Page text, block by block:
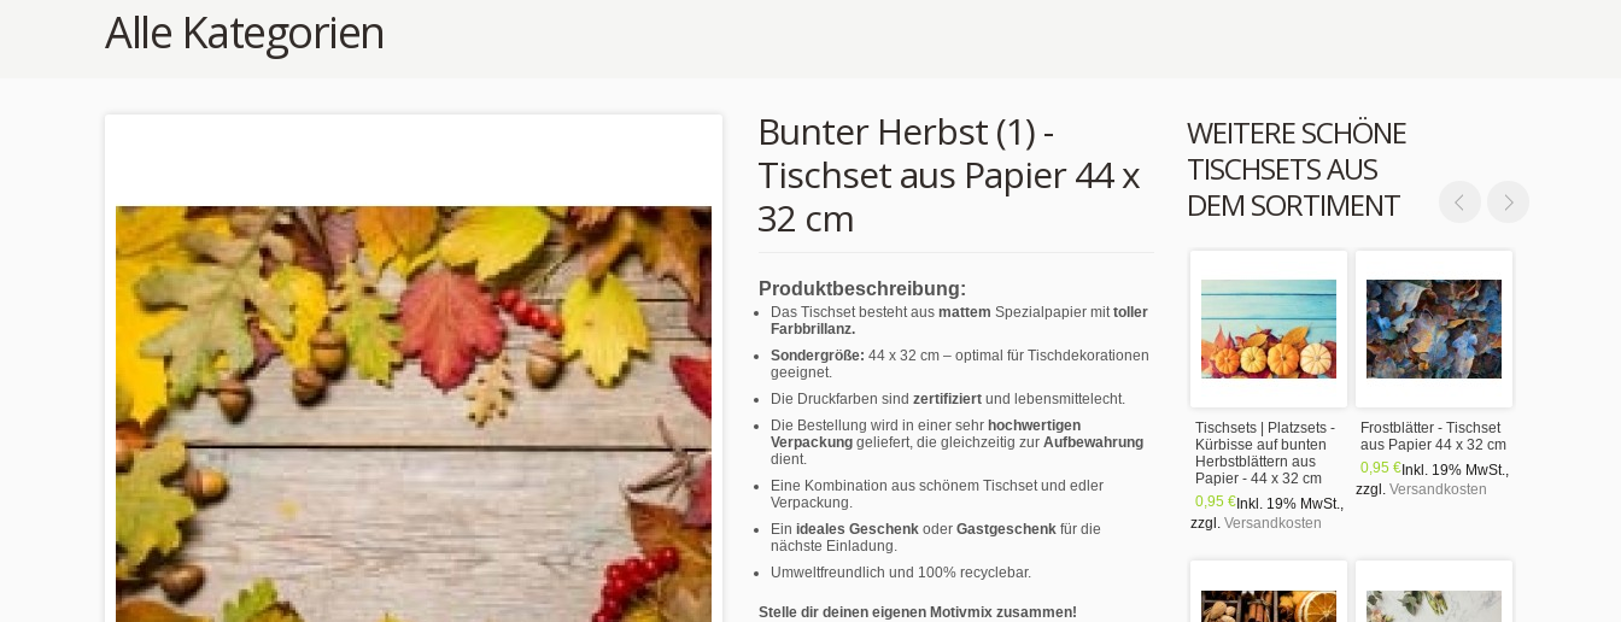
Alle Kategorien
WEITERE SCHÖNE
TISCHSETS AUS
DEM SORTIMENT
Tischsets | Platzsets -
Kürbisse auf bunten
Herbstblättern aus
Papier - 44 x 32 cm
0,95 € Inkl. 19% MwSt.,
zzgl. Versandkosten
Frostblätter - Tischset
aus Papier 44 x 32 cm
0,95 € Inkl. 19% MwSt.,
zzgl. Versandkosten
Bunter Herbst (1) -
Tischset aus Papier 44 x
32 cm
Produktbeschreibung:
Das Tischset besteht aus mattem Spezialpapier mittoller
Farbbrillanz.
Sondergröße: 44 x 32 cm – optimal für Tischdekorationen
geeignet.
Die Druckfarben sind zertifiziert und lebensmittelecht.
Die Bestellung wird in einer sehr hochwertigen
Verpackung geliefert, die gleichzeitig zur Aufbewahrung
dient.
Eine Kombination aus schönem Tischset und edler
Verpackung.
Ein ideales Geschenk oder Gastgeschenk für die
nächste Einladung.
Umweltfreundlich und 100% recyclebar.
Stelle dir deinen eigenen Motivmix zusammen!